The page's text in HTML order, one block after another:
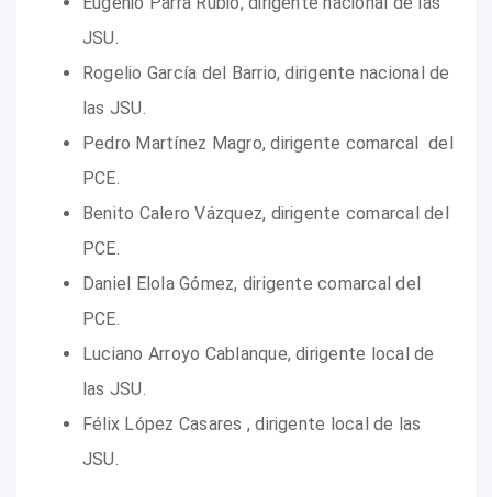
JSU.
Rogelio García del Barrio, dirigente nacional de
las JSU.
Pedro Martínez Magro, dirigente comarcal del
PCE.
Benito Calero Vázquez, dirigente comarcal del
PCE.
Daniel Elola Gómez, dirigente comarcal del
PCE.
Luciano Arroyo Cablanque, dirigente local de
las JSU.
Félix López Casares , dirigente local de las
JSU.